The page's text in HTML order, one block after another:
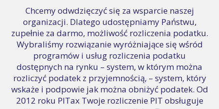
Chcemy odwdzięczyć się za wsparcie naszej
organizacji. Dlatego udostępniamy Państwu,
zupełnie za darmo, możliwość rozliczenia podatku.
Wybraliśmy rozwiązanie wyróżniające się wśród
programów i usług rozliczenia podatku
dostępnych na rynku – system, w którym można
rozliczyć podatek z przyjemnością, – system, który
wskaże i podpowie jak można obniżyć podatek. Od
2012 roku PITax Twoje rozliczenie PIT obsługuje